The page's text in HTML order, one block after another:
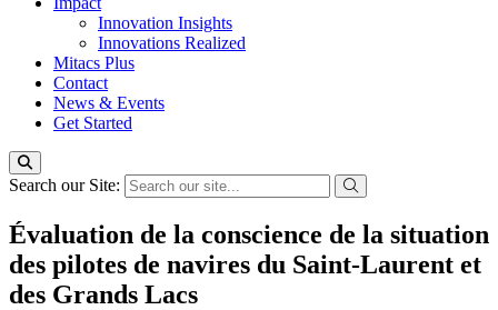
Innovation Insights
Innovations Realized
Mitacs Plus
Contact
News & Events
Get Started
Search our Site:
Évaluation de la conscience de la situation
des pilotes de navires du Saint-Laurent et
des Grands Lacs